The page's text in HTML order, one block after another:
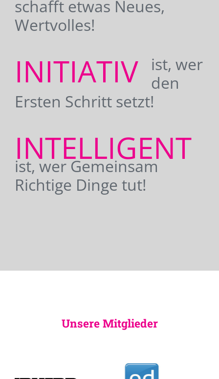
schafft etwas Neues,
Wertvolles!
INITIATIV
ist, wer
den
Ersten Schritt setzt!
INTELLIGENT
ist, wer Gemeinsam
Richtige Dinge tut!
Unsere Mitglieder